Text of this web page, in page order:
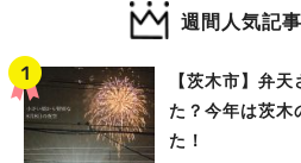
週間人気記
【茨木市】弁
た？今年は茨木
た！